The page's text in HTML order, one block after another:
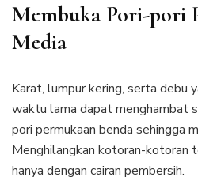
Membuka Pori-pori
Media
Karat, lumpur kering, serta debu
waktu lama dapat menghambat
pori permukaan benda sehingga
Menghilangkan kotoran-kotoran
hanya dengan cairan pembersih.